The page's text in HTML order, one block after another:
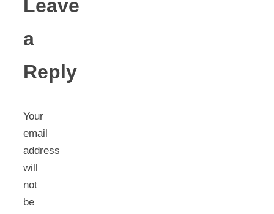
Leave
a
Reply
Your
email
address
will
not
be